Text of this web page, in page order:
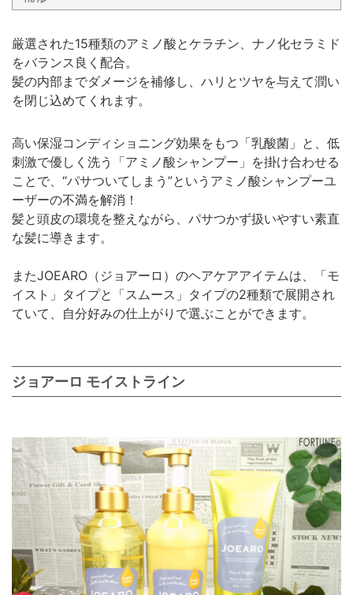
厳選された15種類のアミノ酸とケラチン、ナノ化セラミド
をバランス良く配合。
髪の内部までダメージを補修し、ハリとツヤを与えて潤い
を閉じ込めてくれます。
高い保湿コンディショニング効果をもつ「乳酸菌」と、低
刺激で優しく洗う「アミノ酸シャンプー」を掛け合わせる
ことで、“パサついてしまう”というアミノ酸シャンプーユ
ーザーの不満を解消！
髪と頭皮の環境を整えながら、パサつかず扱いやすい素直
な髪に導きます。
またJOEARO（ジョアーロ）のヘアケアアイテムは、「モ
イスト」タイプと「スムース」タイプの2種類で展開され
ていて、自分好みの仕上がりで選ぶことができます。
ジョアーロ モイストライン